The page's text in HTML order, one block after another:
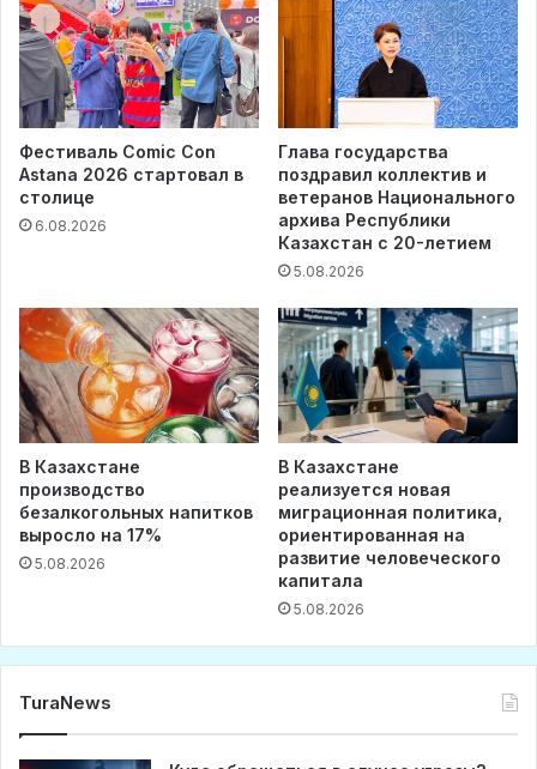
Фестиваль Comic Con
Astana 2026 стартовал в
столице
6.08.2026
Глава государства
поздравил коллектив и
ветеранов Национального
архива Республики
Казахстан с 20-летием
5.08.2026
В Казахстане
производство
безалкогольных напитков
выросло на 17%
5.08.2026
В Казахстане
реализуется новая
миграционная политика,
ориентированная на
развитие человеческого
капитала
5.08.2026
TuraNews